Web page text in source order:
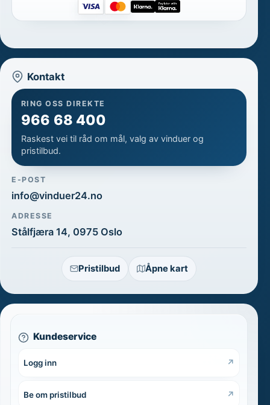
Kontakt
RING OSS DIREKTE
966 68 400
Raskest vei til råd om mål, valg av vinduer og
pristilbud.
E-POST
info@vinduer24.no
ADRESSE
Stålfjæra 14, 0975 Oslo
Pristilbud Åpne kart
Kundeservice
Logg inn
Be om pristilbud